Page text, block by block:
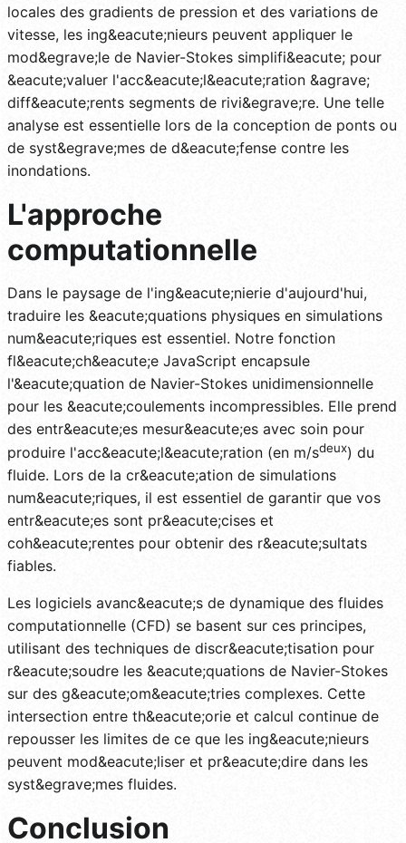
locales des gradients de pression et des variations de
vitesse, les ing&eacute;nieurs peuvent appliquer le
mod&egrave;le de Navier-Stokes simplifi&eacute; pour
&eacute;valuer l'acc&eacute;l&eacute;ration &agrave;
diff&eacute;rents segments de rivi&egrave;re. Une telle
analyse est essentielle lors de la conception de ponts ou
de syst&egrave;mes de d&eacute;fense contre les
inondations.
L'approche
computationnelle
Dans le paysage de l'ing&eacute;nierie d'aujourd'hui,
traduire les &eacute;quations physiques en simulations
num&eacute;riques est essentiel. Notre fonction
fl&eacute;ch&eacute;e JavaScript encapsule
l'&eacute;quation de Navier-Stokes unidimensionnelle
pour les &eacute;coulements incompressibles. Elle prend
des entr&eacute;es mesur&eacute;es avec soin pour
produire l'acc&eacute;l&eacute;ration (en m/sdeux) du
fluide. Lors de la cr&eacute;ation de simulations
num&eacute;riques, il est essentiel de garantir que vos
entr&eacute;es sont pr&eacute;cises et
coh&eacute;rentes pour obtenir des r&eacute;sultats
fiables.
Les logiciels avanc&eacute;s de dynamique des fluides
computationnelle (CFD) se basent sur ces principes,
utilisant des techniques de discr&eacute;tisation pour
r&eacute;soudre les &eacute;quations de Navier-Stokes
sur des g&eacute;om&eacute;tries complexes. Cette
intersection entre th&eacute;orie et calcul continue de
repousser les limites de ce que les ing&eacute;nieurs
peuvent mod&eacute;liser et pr&eacute;dire dans les
syst&egrave;mes fluides.
Conclusion